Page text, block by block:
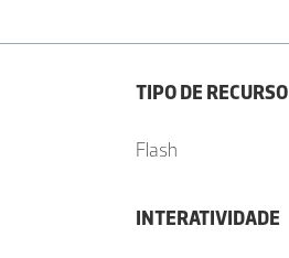
TIPO DE RECURSO
Flash
INTERATIVIDADE